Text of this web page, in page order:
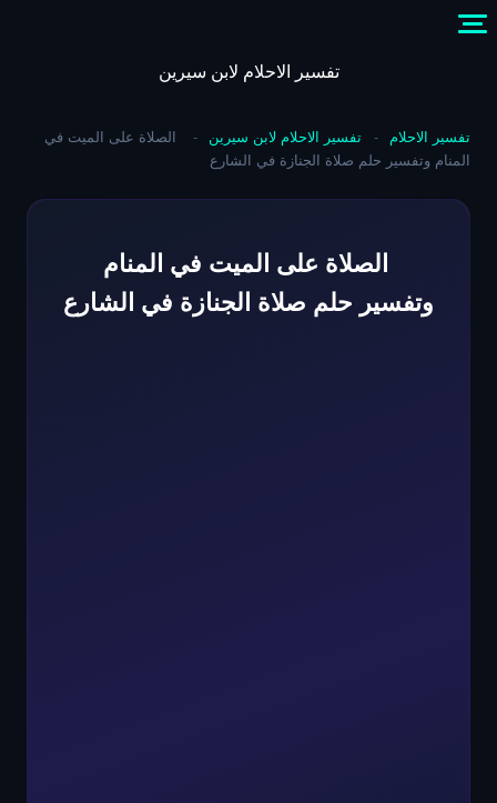
content
تفسير الاحلام لابن سيرين
تفسير الاحلام - تفسير الاحلام لابن سيرين -
الصلاة على الميت في
المنام وتفسير حلم صلاة الجنازة في الشارع
الصلاة على الميت في المنام
وتفسير حلم صلاة الجنازة في الشارع